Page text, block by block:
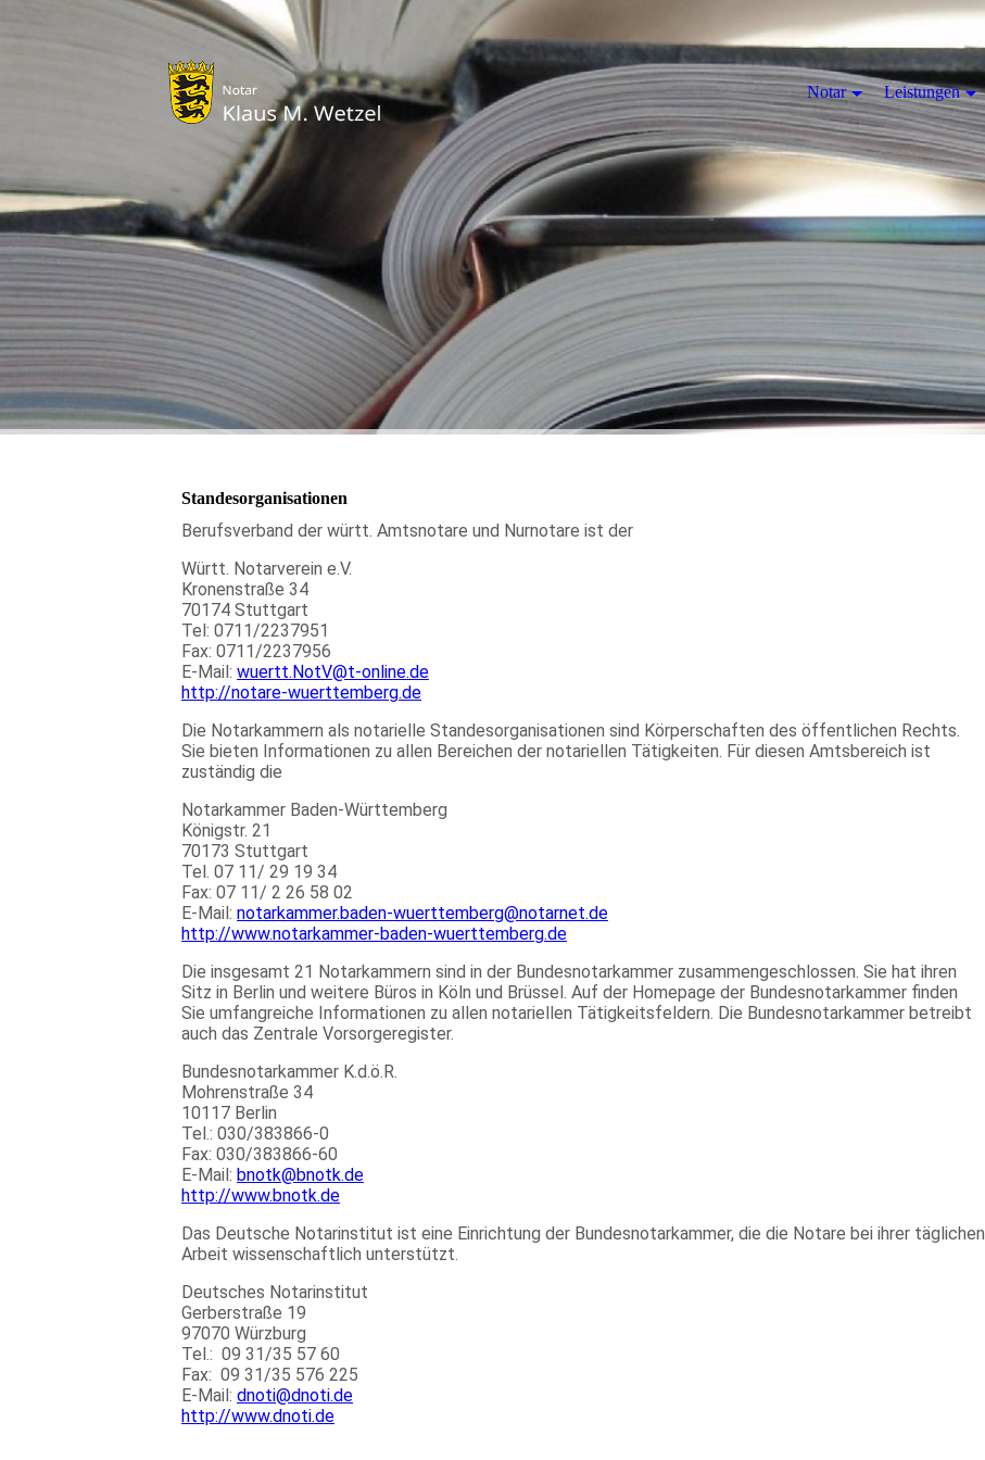
Standesorganisationen
Berufsverband der württ. Amtsnotare und Nurnotare ist der
Württ. Notarverein e.V.
Kronenstraße 34
70174 Stuttgart
Tel: 0711/2237951
Fax: 0711/2237956
E-Mail: wuertt.NotV@t-online.de
http://notare-wuerttemberg.de
Die Notarkammern als notarielle Standesorganisationen sind Körperschaften des öffentlichen Rechts.
Sie bieten Informationen zu allen Bereichen der notariellen Tätigkeiten. Für diesen Amtsbereich ist
zuständig die
Notarkammer Baden-Württemberg
Königstr. 21
70173 Stuttgart
Tel. 07 11/ 29 19 34
Fax: 07 11/ 2 26 58 02
E-Mail: notarkammer.baden-wuerttemberg@notarnet.de
http://www.notarkammer-baden-wuerttemberg.de
Die insgesamt 21 Notarkammern sind in der Bundesnotarkammer zusammengeschlossen. Sie hat ihren
Sitz in Berlin und weitere Büros in Köln und Brüssel. Auf der Homepage der Bundesnotarkammer finden
Sie umfangreiche Informationen zu allen notariellen Tätigkeitsfeldern. Die Bundesnotarkammer betreibt
auch das Zentrale Vorsorgeregister.
Bundesnotarkammer K.d.ö.R.
Mohrenstraße 34
10117 Berlin
Tel.: 030/383866-0
Fax: 030/383866-60
E-Mail: bnotk@bnotk.de
http://www.bnotk.de
Das Deutsche Notarinstitut ist eine Einrichtung der Bundesnotarkammer, die die Notare bei ihrer täglichen
Arbeit wissenschaftlich unterstützt.
Deutsches Notarinstitut
Gerberstraße 19
97070 Würzburg
Tel.: 09 31/35 57 60
Fax: 09 31/35 576 225
E-Mail: dnoti@dnoti.de
http://www.dnoti.de
Notar Leistungen